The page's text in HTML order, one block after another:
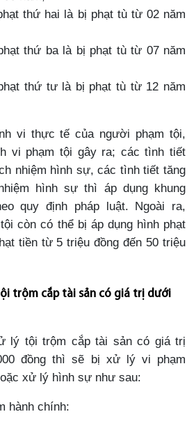
thứ hai là bị phạt tù từ 02 năm
thứ ba là bị phạt tù từ 07 năm
thứ tư là bị phạt tù từ 12 năm
vi thực tế của người phạm tội,
vi phạm tội gây ra; các tình tiết
nhiệm hình sự, các tình tiết tăng
hình sự thì áp dụng khung
quy định pháp luật. Ngoài ra,
còn có thể bị áp dụng hình phạt
tiền từ 5 triệu đồng đến 50 triệu
trộm cắp tài sản có giá trị dưới
lý tội trộm cắp tài sản có giá trị
đồng thì sẽ bị xử lý vi phạm
xử lý hình sự như sau:
hành chính: